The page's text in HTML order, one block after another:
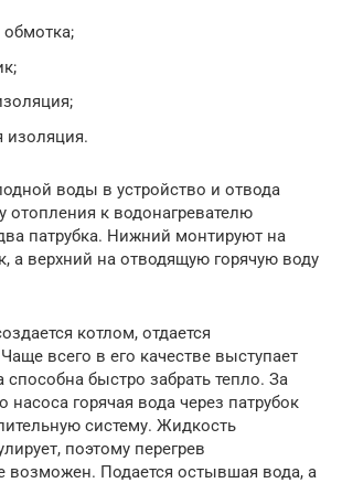
изоляция.
воды в устройство и отвода
отопления к водонагревателю
патрубка. Нижний монтируют на
а верхний на отводящую горячую воду
котлом, отдается
всего в его качестве выступает
способна быстро забрать тепло. За
насоса горячая вода через патрубок
систему. Жидкость
поэтому перегрев
возможен. Подается остывшая вода, а